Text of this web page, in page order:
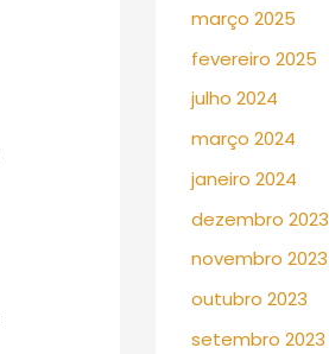
março 2025
fevereiro 2025
julho 2024
março 2024
janeiro 2024
dezembro 2023
novembro 2023
outubro 2023
setembro 2023